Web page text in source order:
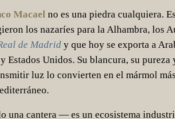
Macael no es una piedra cualquiera.
los nazaríes para la Alhambra, los
de Madrid y que hoy se exporta a
Estados Unidos. Su blancura, su pureza
luz lo convierten en el mármol
una cantera — es un ecosistema